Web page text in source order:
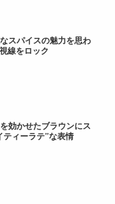
スパイスの魅力を思わ
線をロック
効かせたブラウンにス
ィーラテ”な表情